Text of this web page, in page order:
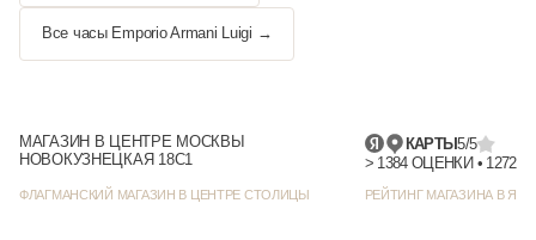
Все часы Emporio Armani Luigi →
МАГАЗИН В ЦЕНТРЕ МОСКВЫ
НОВОКУЗНЕЦКАЯ 18С1
ФЛАГМАНСКИЙ МАГАЗИН В ЦЕНТРЕ СТОЛИЦЫ
КАРТЫ5/5
РЕЙТИНГ МАГАЗИНА В